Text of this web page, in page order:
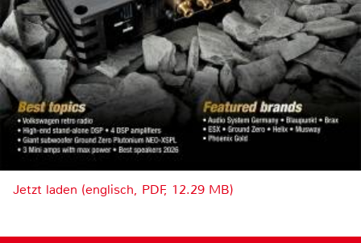
Jetzt laden (englisch, PDF, 12.29 MB)